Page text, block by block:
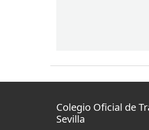
Colegio Oficial de
Sevilla